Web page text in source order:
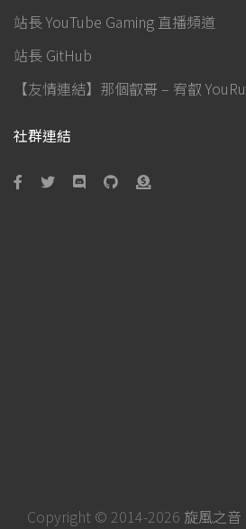
站長 YouTube Gaming 直播頻道
站長 GitHub
【友情連結】那個叡哥 – 宥叡
社群連結
Copyright © 2014-2026 旋風之